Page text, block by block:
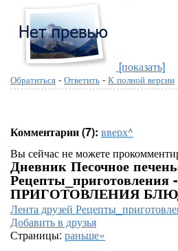
[показать]
Обратиться - Ответить - К полной версии
Комментарии (7): вверх^
Вы сейчас не можете
Дневник Песочное
ПРИГОТОВЛЕНИЯ
Лента друзей
Добавить в друзья
Страницы: раньше»